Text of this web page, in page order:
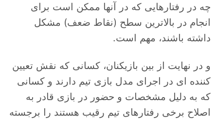
چه در رفتارهایی که در آنها ممکن است برای
انجام در بالاترین سطح (نقاط ضعف) مشکل
داشته باشند، مهم است.
و در نهایت از بین بازیکنان، کسانی که نقش تعیین
کننده ای در اجرای مدل بازی تیم دارند و کسانی
که به دلیل مشخصات و حضور در بازی قادر به
اصلاح برخی رفتارهای تیم رقیب هستند را برجسته